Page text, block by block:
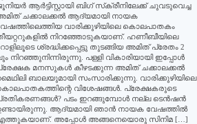
ആര്‍ട്ടിസ്റ്റായി ബിഗ് സ്‌ക്രീനിലേക്ക് ചുവടുവെച്ച
ചക്കാലക്കല്‍ ആദ്യമായി നായക
വാരിക്കുഴിയിലെ കൊലപാതകം
നിറഞ്ഞോടുകയാണ്. ഹണീബീയിലെ
ശ്രദ്ധിക്കപ്പെട്ടു തുടങ്ങിയ അമിത് പ്രേതം 2
നിറഞ്ഞുനിന്നിരുന്നു. പള്ളി വികാരിയായി ഇപ്പോള്‍
മനസുകള്‍ കീഴടക്കുന്ന അമിത് ചക്കാലക്കല്‍
ബാലയുമായി സംസാരിക്കുന്നു. വാരിക്കുഴിയിലെ
വിശേഷങ്ങള്‍. പ്രേക്ഷകരുടെ
പടം ഇറങ്ങുമ്പോള്‍ നല്ല ടെന്‍ഷന്‍
ആദ്യമായി ഞാന്‍ നായക വേഷത്തില്‍
അപ്പോള്‍ അങ്ങനെയൊരു സിനിമ […]